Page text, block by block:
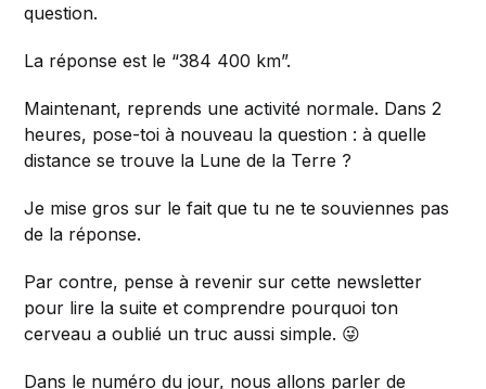
question.
La réponse est le “384 400 km”.
Maintenant, reprends une activité normale. Dans 2
heures, pose-toi à nouveau la question : à quelle
distance se trouve la Lune de la Terre ?
Je mise gros sur le fait que tu ne te souviennes pas
de la réponse.
Par contre, pense à revenir sur cette newsletter
pour lire la suite et comprendre pourquoi ton
cerveau a oublié un truc aussi simple. 😜
Dans le numéro du jour, nous allons parler de